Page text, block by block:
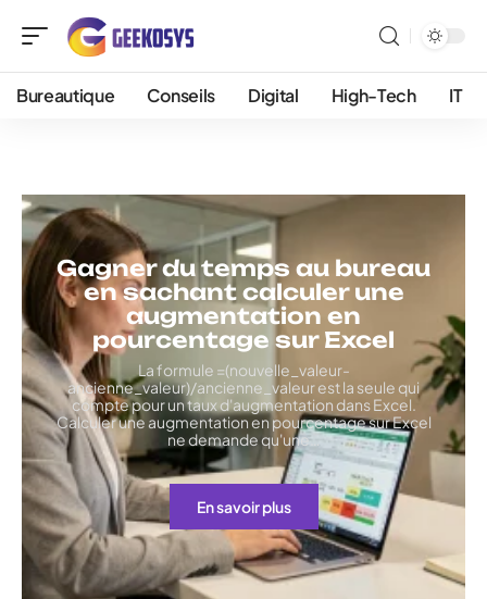
Bureautique Conseils Digital High-Tech IT
Gagner du temps au bureau
en sachant calculer une
augmentation en
pourcentage sur Excel
La formule =(nouvelle_valeur-
ancienne_valeur)/ancienne_valeur est la seule qui
compte pour un taux d'augmentation dans Excel.
Calculer une augmentation en pourcentage sur Excel
ne demande qu'une…
En savoir plus